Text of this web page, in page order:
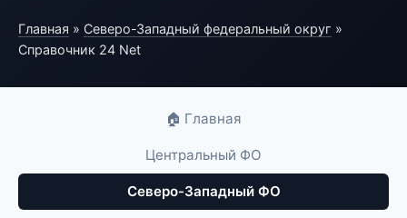
Главная » Северо-Западный федеральный округ »
Справочник 24 Net
🏠 Главная
Центральный ФО
Северо-Западный ФО